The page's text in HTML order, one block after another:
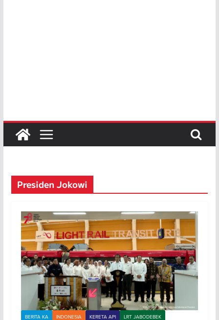
Presiden Jokowi
BERITA KA INDONESIA KERETA API LRT JABODEBEK